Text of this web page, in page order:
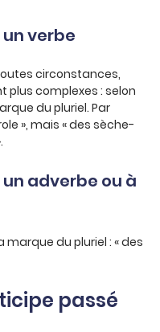
verbe
circonstances,
plus complexes : selon
du pluriel. Par
», mais « des sèche-
adverbe ou à
marque du pluriel : « des
passé